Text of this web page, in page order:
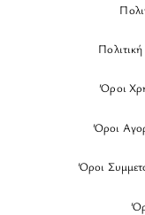
Όροι
Όροι
Όροι